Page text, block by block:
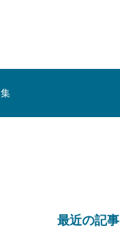
最近の記事